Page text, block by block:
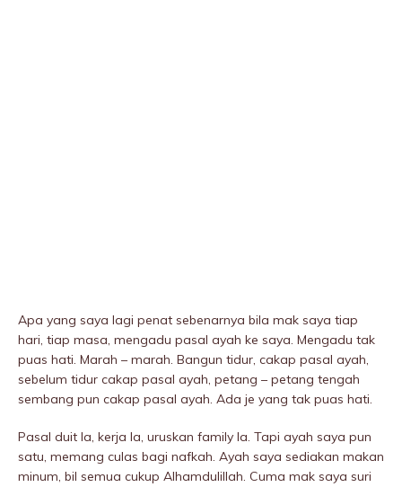
Apa yang saya lagi penat sebenarnya bila mak saya tiap
hari, tiap masa, mengadu pasal ayah ke saya. Mengadu tak
puas hati. Marah – marah. Bangun tidur, cakap pasal ayah,
sebelum tidur cakap pasal ayah, petang – petang tengah
sembang pun cakap pasal ayah. Ada je yang tak puas hati.
Pasal duit la, kerja la, uruskan family la. Tapi ayah saya pun
satu, memang culas bagi nafkah. Ayah saya sediakan makan
minum, bil semua cukup Alhamdulillah. Cuma mak saya suri